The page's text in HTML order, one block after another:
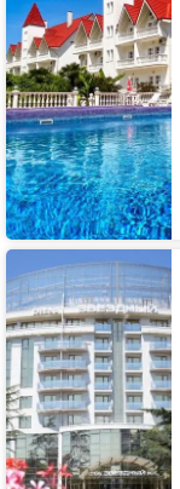
Отель
Звёздный
Wellness
&
SPA